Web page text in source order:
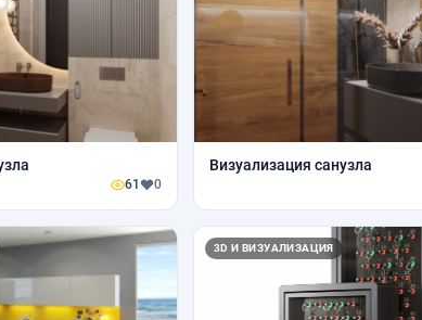
61 0
Визуализация санузла
3D И ВИЗУАЛИЗАЦИЯ